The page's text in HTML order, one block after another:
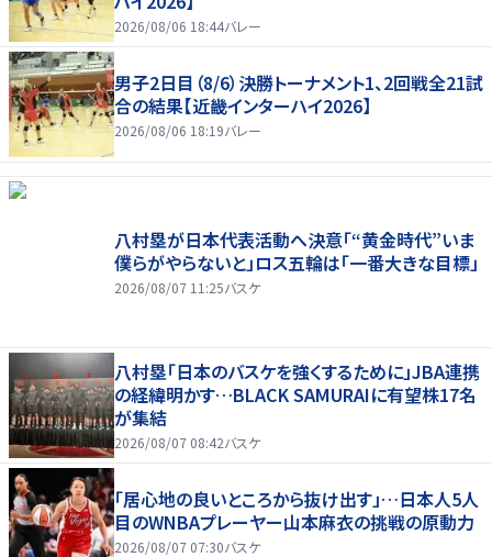
2026/08/06 18:44バレー
男子2日目（8/6）決勝トーナメント1、2回戦全21試
合の結果【近畿インターハイ2026】
2026/08/06 18:19バレー
八村塁が日本代表活動へ決意「“黄金時代”いま
僕らがやらないと」ロス五輪は「一番大きな目標」
2026/08/07 11:25バスケ
八村塁「日本のバスケを強くするために」JBA連携
の経緯明かす…BLACK SAMURAIに有望株17名
が集結
2026/08/07 08:42バスケ
「居心地の良いところから抜け出す」…日本人5人
目のWNBAプレーヤー山本麻衣の挑戦の原動力
2026/08/07 07:30バスケ